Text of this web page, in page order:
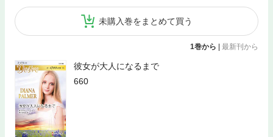
未購入巻をまとめて買う
1巻から | 最新刊から
彼女が大人になるまで
660